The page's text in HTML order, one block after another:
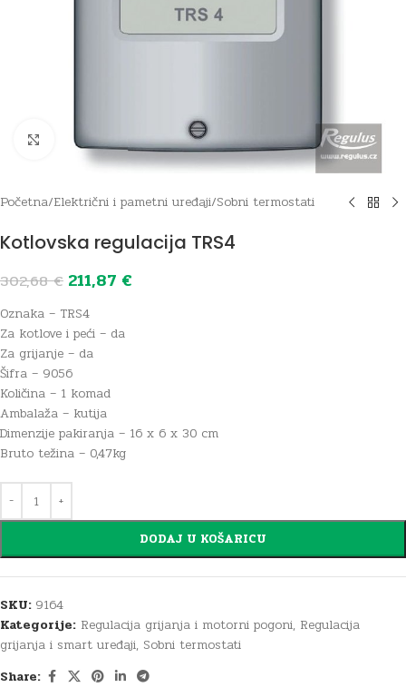
Click to enlarge
Početna/Električni i pametni uređaji/Sobni termostati
Kotlovska regulacija TRS4
302,68€ 211,87 €
Oznaka – TRS4
Za kotlove i peći – da
Za grijanje – da
Šifra – 9056
Količina – 1 komad
Ambalaža – kutija
Dimenzije pakiranja – 16 x 6 x 30 cm
Bruto težina – 0,47kg
DODAJ U KOŠARICU
SKU: 9164
Kategorije: Regulacija grijanja i motorni pogoni, Regulacija
grijanja i smart uređaji, Sobni termostati
Share: